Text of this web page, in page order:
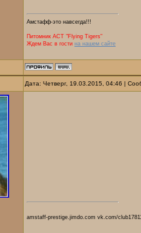
Амстафф-это навсегда!!!
Питомник AСТ "Flying Tigers"
Ждем Вас в гости на нашем сайте
Дата: Четверг, 19.03.2015, 04:46 |
amstaff-prestige.jimdo.com vk.com/